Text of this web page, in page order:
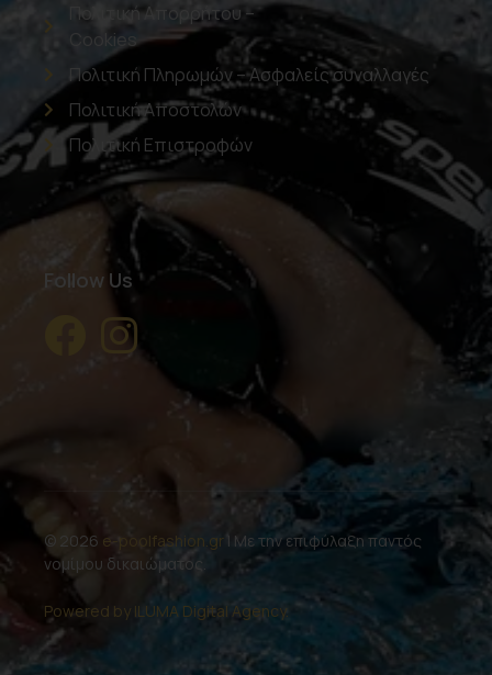
Πολιτική Απορρήτου –
Cookies
Πολιτική Πληρωμών – Ασφαλείς συναλλαγές
Πολιτική Αποστολών
Πολιτική Επιστροφών
Follow Us
© 2026 e-poolfashion.gr | Με την επιφύλαξη παντός
νομίμου δικαιώματος.
Powered by ILUMA Digital Agency.